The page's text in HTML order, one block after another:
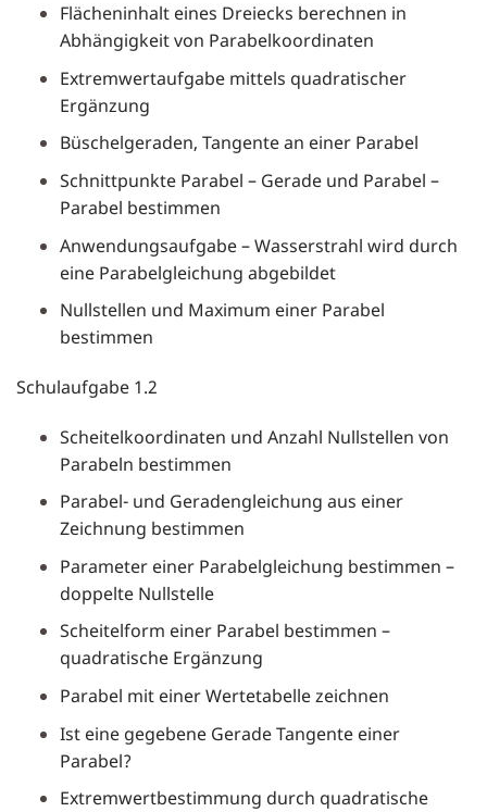
Flächeninhalt eines Dreiecks berechnen in
Abhängigkeit von Parabelkoordinaten
Extremwertaufgabe mittels quadratischer
Ergänzung
Büschelgeraden, Tangente an einer Parabel
Schnittpunkte Parabel – Gerade und Parabel –
Parabel bestimmen
Anwendungsaufgabe – Wasserstrahl wird durch
eine Parabelgleichung abgebildet
Nullstellen und Maximum einer Parabel
bestimmen
Schulaufgabe 1.2
Scheitelkoordinaten und Anzahl Nullstellen von
Parabeln bestimmen
Parabel- und Geradengleichung aus einer
Zeichnung bestimmen
Parameter einer Parabelgleichung bestimmen –
doppelte Nullstelle
Scheitelform einer Parabel bestimmen –
quadratische Ergänzung
Parabel mit einer Wertetabelle zeichnen
Ist eine gegebene Gerade Tangente einer
Parabel?
Extremwertbestimmung durch quadratische